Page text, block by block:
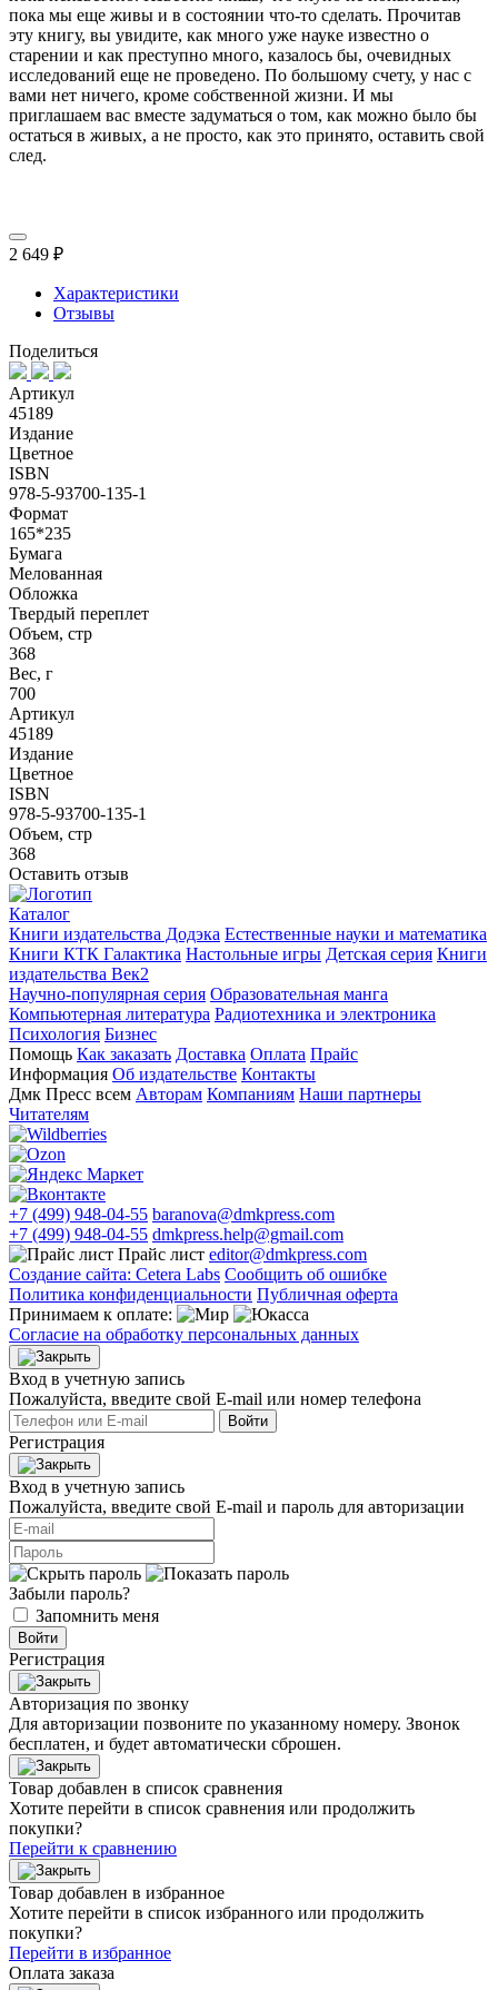
пока мы еще живы и в состоянии что-то сделать. Прочитав
эту книгу, вы увидите, как много уже науке известно о
старении и как преступно много, казалось бы, очевидных
исследований еще не проведено. По большому счету, у нас с
вами нет ничего, кроме собственной жизни. И мы
приглашаем вас вместе задуматься о том, как можно было бы
остаться в живых, а не просто, как это принято, оставить свой
след.
2 649 ₽
Характеристики
Отзывы
Поделиться
Артикул
45189
Издание
Цветное
ISBN
978-5-93700-135-1
Формат
165*235
Бумага
Мелованная
Обложка
Твердый переплет
Объем, стр
368
Вес, г
700
Артикул
45189
Издание
Цветное
ISBN
978-5-93700-135-1
Объем, стр
368
Оставить отзыв
Каталог
Книги издательства Додэка Естественные науки и математика
Книги КТК Галактика Настольные игры Детская серия Книги
издательства Век2
Научно-популярная серия Образовательная манга
Компьютерная литература Радиотехника и электроника
Психология Бизнес
Помощь Как заказать Доставка Оплата Прайс
Информация Об издательстве Контакты
Дмк Пресс всем Авторам Компаниям Наши партнеры
Читателям
+7 (499) 948-04-55 baranova@dmkpress.com
+7 (499) 948-04-55 dmkpress.help@gmail.com
Прайс лист editor@dmkpress.com
Создание сайта: Cetera Labs Сообщить об ошибке
Политика конфиденциальности Публичная оферта
Принимаем к оплате:
Согласие на обработку персональных данных
Вход в учетную запись
Пожалуйста, введите свой E‑mail или номер телефона
Войти
Регистрация
Вход в учетную запись
Пожалуйста, введите свой E‑mail и пароль для авторизации
Забыли пароль?
Запомнить меня
Войти
Регистрация
Авторизация по звонку
Для авторизации позвоните по указанному номеру. Звонок
бесплатен, и будет автоматически сброшен.
Товар добавлен в список сравнения
Хотите перейти в список сравнения или продолжить
покупки?
Перейти к сравнению
Товар добавлен в избранное
Хотите перейти в список избранного или продолжить
покупки?
Перейти в избранное
Оплата заказа